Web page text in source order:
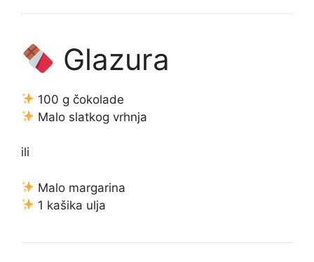
Glazura
100 g čokolade
Malo slatkog vrhnja
ili
Malo margarina
1 kašika ulja